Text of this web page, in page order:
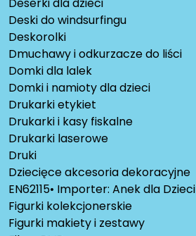
Deski do windsurfingu
Deskorolki
Dmuchawy i odkurzacze do liści
Domki dla lalek
Domki i namioty dla dzieci
Drukarki etykiet
Drukarki i kasy fiskalne
Drukarki laserowe
Druki
Dziecięce akcesoria dekoracyjne
EN62115• Importer: Anek dla Dzieci
Figurki kolekcjonerskie
Figurki makiety i zestawy